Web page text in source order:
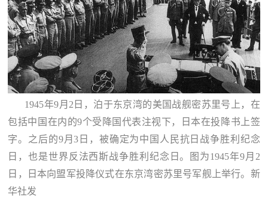
1945年9月2日，泊于东京湾的美国战舰密苏里号上，在
包括中国在内的9个受降国代表注视下，日本在投降书上签
字。之后的9月3日，被确定为中国人民抗日战争胜利纪念
日，也是世界反法西斯战争胜利纪念日。图为1945年9月2
日，日本向盟军投降仪式在东京湾密苏里号军舰上举行。新
华社发